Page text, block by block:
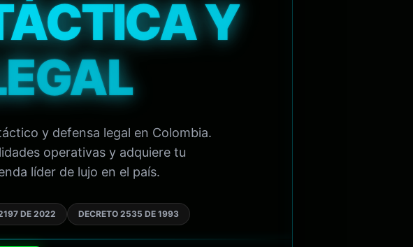
Y
y defensa legal en Colombia.
operativas y adquiere tu
líder de lujo en el país.
DE 2022 DECRETO 2535 DE 1993